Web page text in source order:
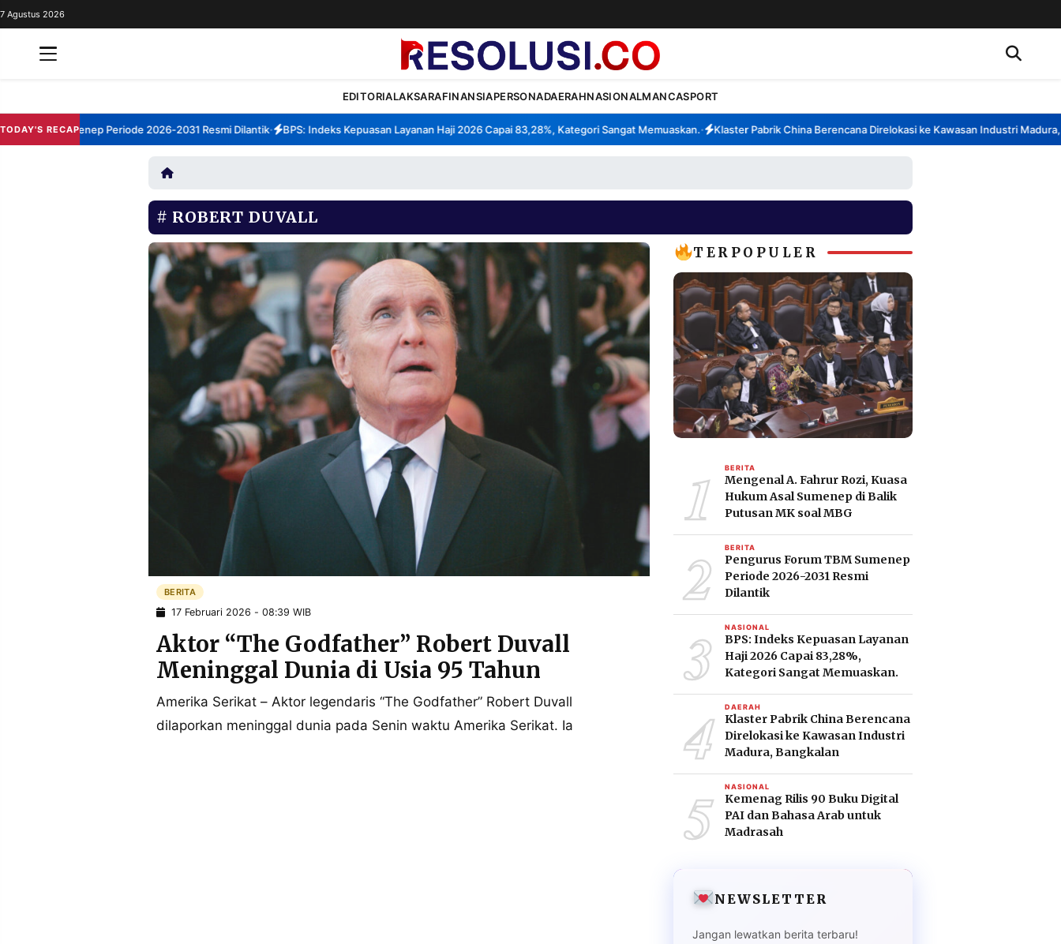
REDAKSI
PERSONA
NASIONAL
TULISAN
7 Agustus 2026
EDITORIALAKSARAFINANSIAPERSONADAERAHNASIONALMANCASPORT
TODAY'S RECAP
TBM Sumenep Periode 2026-2031 Resmi Dilantik• BPS: Indeks Kepuasan Layanan Haji 2026 Capai 83,28%, Kategori Sangat Memuaskan.• Klaster Pabrik China Berencana Direlokasi ke Kawasan Industri Madura,
ROBERT DUVALL
BERITA
17 Februari 2026 - 08:39 WIB
Aktor “The Godfather” Robert Duvall
Meninggal Dunia di Usia 95 Tahun
Amerika Serikat – Aktor legendaris “The Godfather” Robert Duvall
dilaporkan meninggal dunia pada Senin waktu Amerika Serikat. Ia
TERPOPULER
1 BERITA
Mengenal A. Fahrur Rozi, Kuasa
Hukum Asal Sumenep di Balik
Putusan MK soal MBG
2 BERITA
Pengurus Forum TBM Sumenep
Periode 2026-2031 Resmi
Dilantik
3 NASIONAL
BPS: Indeks Kepuasan Layanan
Haji 2026 Capai 83,28%,
Kategori Sangat Memuaskan.
4 DAERAH
Klaster Pabrik China Berencana
Direlokasi ke Kawasan Industri
Madura, Bangkalan
5 NASIONAL
Kemenag Rilis 90 Buku Digital
PAI dan Bahasa Arab untuk
Madrasah
NEWSLETTER
Jangan lewatkan berita terbaru!